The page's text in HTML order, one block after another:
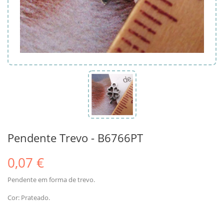
Pendente Trevo - B6766PT
0,07 €
Pendente em forma de trevo.
Cor: Prateado.